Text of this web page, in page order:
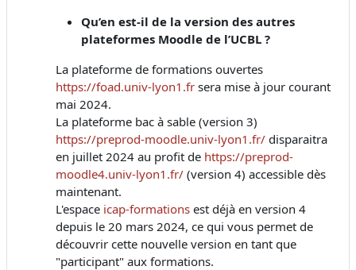
Qu’en est-il de la version des autres
plateformes Moodle de l’UCBL ?
La plateforme de formations ouvertes
https://foad.univ-lyon1.fr sera mise à jour courant
mai 2024.
La plateforme bac à sable (version 3)
https://preprod-moodle.univ-lyon1.fr/ disparaitra
en juillet 2024 au profit de https://preprod-
moodle4.univ-lyon1.fr/ (version 4) accessible dès
maintenant.
L'espace icap-formations est déjà en version 4
depuis le 20 mars 2024, ce qui vous permet de
découvrir cette nouvelle version en tant que
"participant" aux formations.